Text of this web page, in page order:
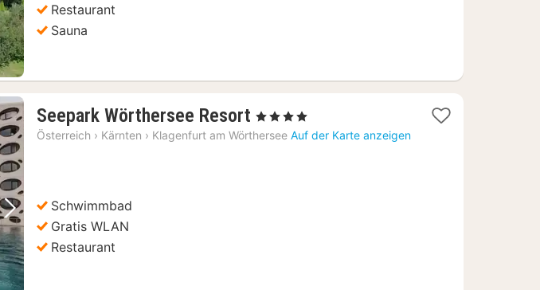
Restaurant
Sauna
Nächstes Bild
Seepark Wörthersee Resort 1
Nacht
, 4 Sterne
Österreich › Kärnten › Klagenfurt am Wörthersee Auf der Karte anzeigen
Schwimmbad
Gratis WLAN
Restaurant